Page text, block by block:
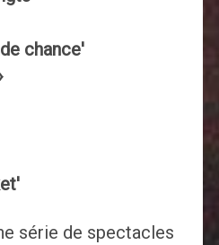
chance'
série de spectacles